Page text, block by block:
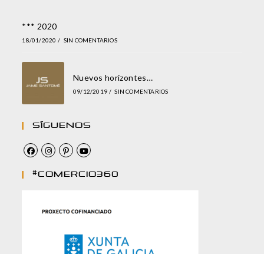
*** 2020
18/01/2020 / SIN COMENTARIOS
Nuevos horizontes…
09/12/2019 / SIN COMENTARIOS
Síguenos
#comercio360